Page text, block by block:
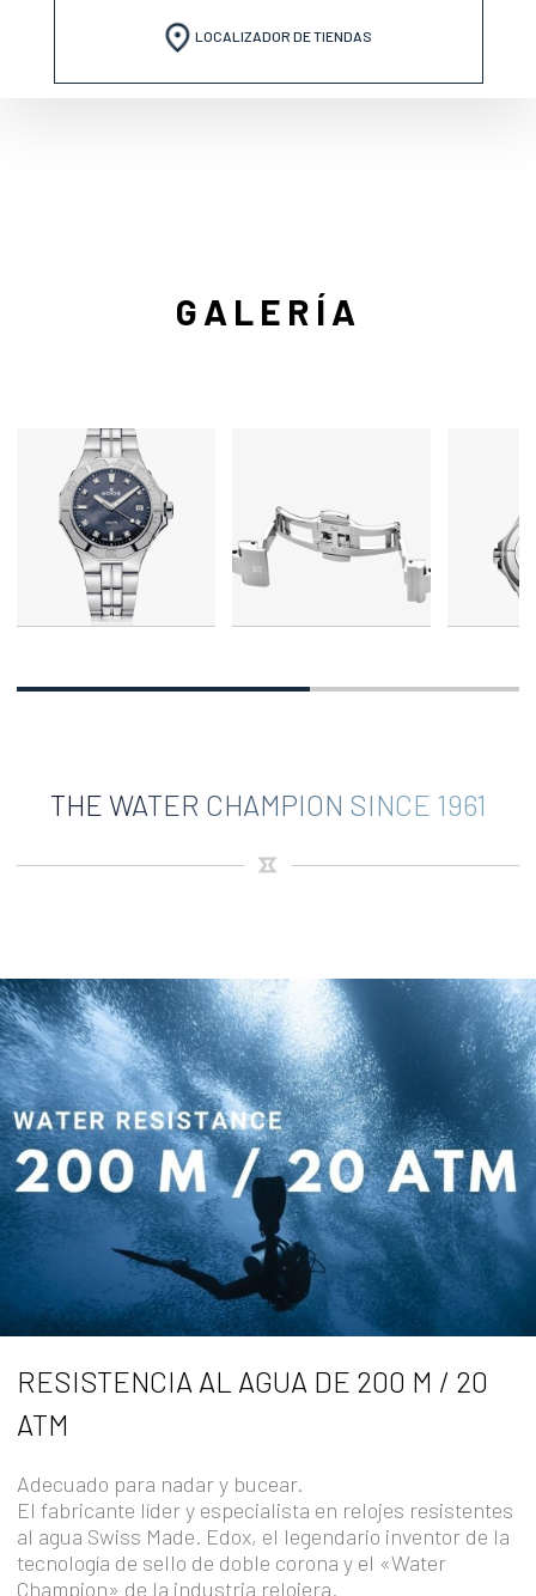
LOCALIZADOR DE TIENDAS
GALERÍA
THE WATER CHAMPION SINCE 1961
RESISTENCIA AL AGUA DE 200 M / 20
ATM
Adecuado para nadar y bucear.
El fabricante líder y especialista en relojes resistentes
al agua Swiss Made. Edox, el legendario inventor de la
tecnología de sello de doble corona y el «Water
Champion» de la industria relojera.